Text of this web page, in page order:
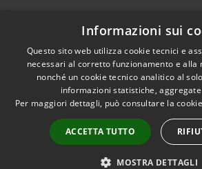
RSS
Accessibilità
Cookie
Mappa del sito
Numeri utili
•
Informazioni sui
Questo sito web utilizza cookie tecnici e
necessari al corretto funzionamento e alla
nonché un cookie tecnico analitico al
informazioni statistiche,
Per maggiori dettagli, può consultare la
ACCETTA TUTTO
MOSTRA DETTAGLI